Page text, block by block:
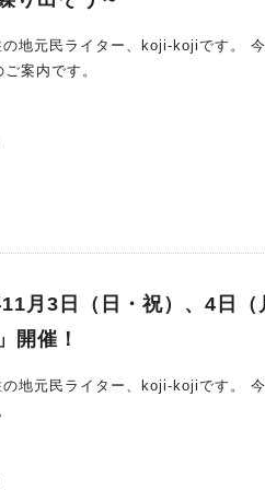
、koji-kojiです。 今回は、北柏ふるさと公園で開催されるメ
案内です。
11月3日（日・祝）、4日
開催！
、koji-kojiです。 今回は、開智国際大学の大学祭「柏学祭202